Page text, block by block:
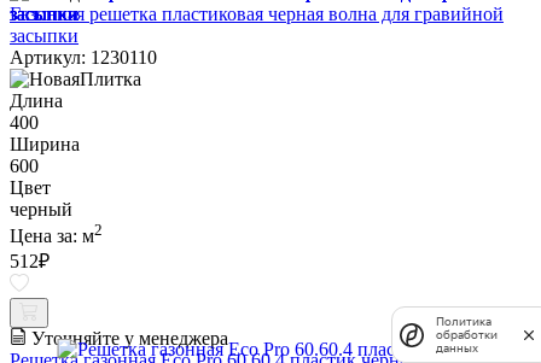
Газонная решетка пластиковая черная волна для гравийной
засыпки
Артикул: 1230110
Длина
400
Ширина
600
Цвет
черный
Цена за: м2
512₽
Уточняйте у менеджера
Политика
обработки
данных